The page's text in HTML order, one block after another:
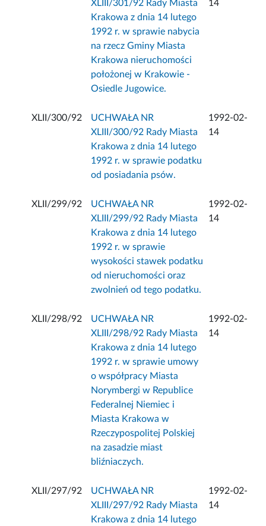
XLIII/301/92 Rady Miasta
Krakowa z dnia 14 lutego
1992 r. w sprawie nabycia
na rzecz Gminy Miasta
Krakowa nieruchomości
położonej w Krakowie -
Osiedle Jugowice.
14
XLII/300/92
UCHWAŁA NR
XLIII/300/92 Rady Miasta
Krakowa z dnia 14 lutego
1992 r. w sprawie podatku
od posiadania psów.
1992-02-
14
XLII/299/92
UCHWAŁA NR
XLIII/299/92 Rady Miasta
Krakowa z dnia 14 lutego
1992 r. w sprawie
wysokości stawek podatku
od nieruchomości oraz
zwolnień od tego podatku.
1992-02-
14
XLII/298/92
UCHWAŁA NR
XLIII/298/92 Rady Miasta
Krakowa z dnia 14 lutego
1992 r. w sprawie umowy
o współpracy Miasta
Norymbergi w Republice
Federalnej Niemiec i
Miasta Krakowa w
Rzeczypospolitej Polskiej
na zasadzie miast
bliźniaczych.
1992-02-
14
XLII/297/92
UCHWAŁA NR
XLIII/297/92 Rady Miasta
Krakowa z dnia 14 lutego
1992-02-
14